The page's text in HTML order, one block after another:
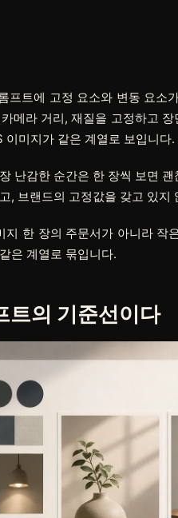
프트에 고정 요소와 변동 요소
메라 거리, 재질을 고정하고
미지가 같은 계열로 보입니다.
난감한 순간은 한 장씩 보면
, 브랜드의 고정값을 갖고 있지
한 장의 주문서가 아니라 작
은 계열로 묶입니다.
트의 기준선이다